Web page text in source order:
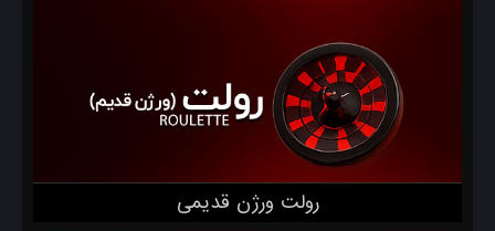
رولت ورژن قدیمی